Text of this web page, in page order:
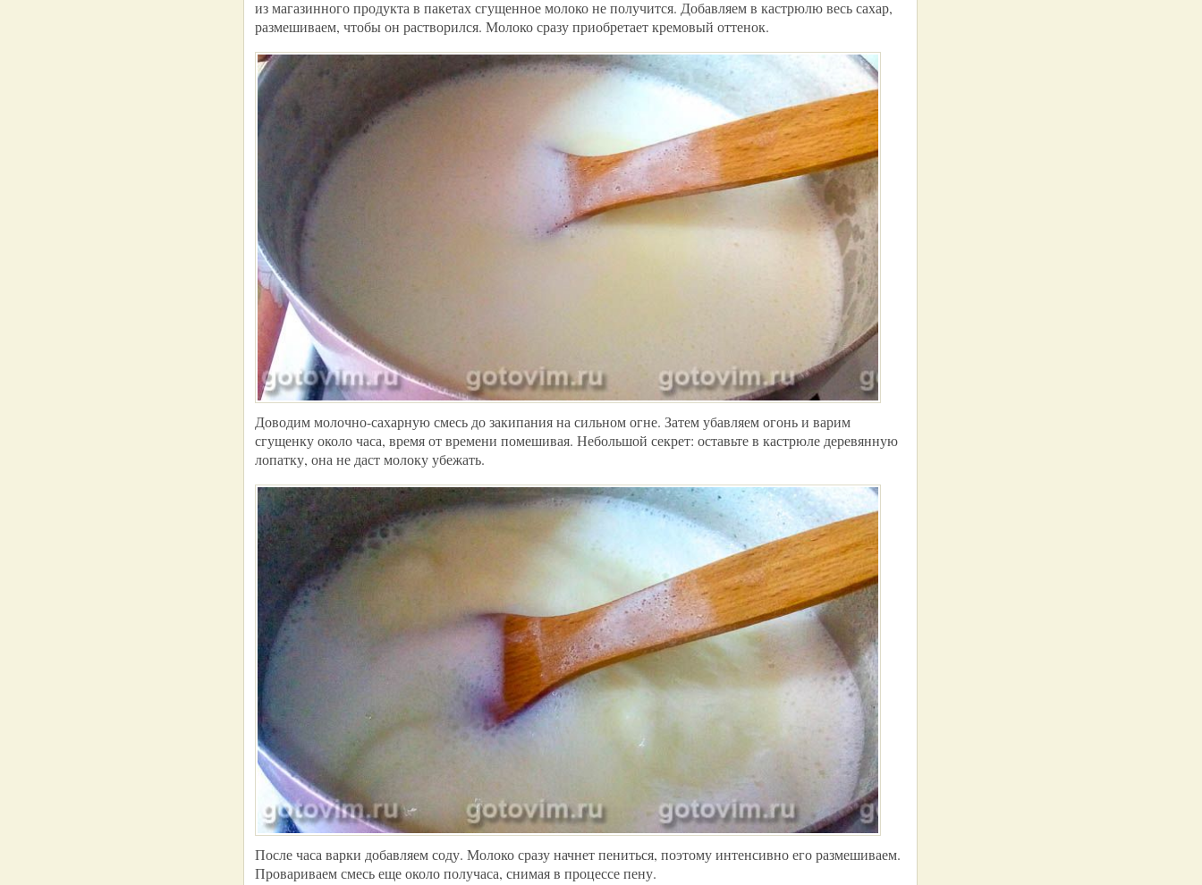
из магазинного продукта в пакетах сгущенное молоко не получится. Добавляем в кастрюлю весь сахар,
размешиваем, чтобы он растворился. Молоко сразу приобретает кремовый оттенок.
Доводим молочно-сахарную смесь до закипания на сильном огне. Затем убавляем огонь и варим
сгущенку около часа, время от времени помешивая. Небольшой секрет: оставьте в кастрюле деревянную
лопатку, она не даст молоку убежать.
После часа варки добавляем соду. Молоко сразу начнет пениться, поэтому интенсивно его размешиваем.
Провариваем смесь еще около получаса, снимая в процессе пену.